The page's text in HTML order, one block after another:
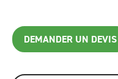
DEMANDER UN DEVIS